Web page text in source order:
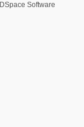
DSpace Software